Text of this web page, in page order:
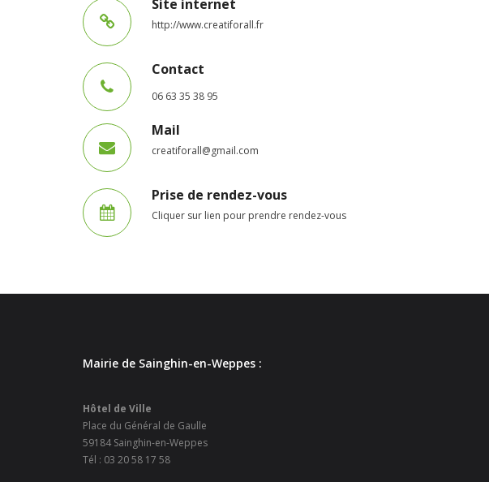
Site internet
http://www.creatiforall.fr
Contact
06 63 35 38 95
Mail
creatiforall@gmail.com
Prise de rendez-vous
Cliquer sur lien pour prendre rendez-vous
Mairie de Sainghin-en-Weppes :
Hôtel de Ville
Place du Général de Gaulle
59184 Sainghin-en-Weppes
Tél : 03 20 58 17 58